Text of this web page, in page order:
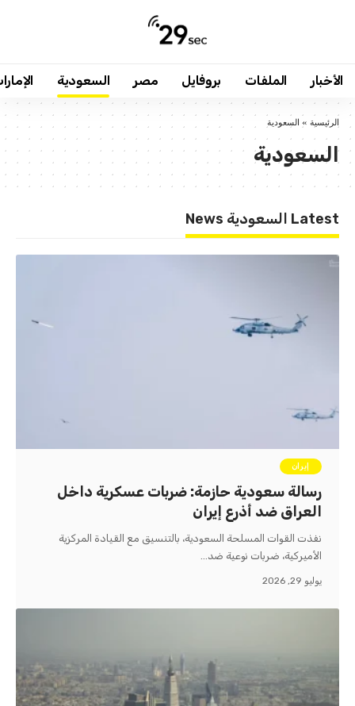
الأخبار الملفات بروفايل مصر السعودية
الرئيسية » السعودية
السعودية
Latest السعودية News
إيران
رسالة سعودية حازمة: ضربات عسكرية داخل
العراق ضد أذرع إيران
نفذت القوات المسلحة السعودية، بالتنسيق مع القيادة المركزية
الأميركية، ضربات نوعية ضد…
يوليو 29, 2026